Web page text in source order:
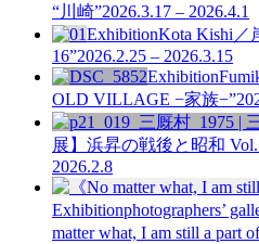
“川崎”2026.3.17 – 2026.4.1
ExhibitionKota Kishi／
16”2026.2.25 – 2026.3.15
Exhibition
OLD VILLAGE −家族−”
展】浜昇の戦後と昭和 Vol.
2026.2.8
Exhibitionphotographers’
matter what, I am still a